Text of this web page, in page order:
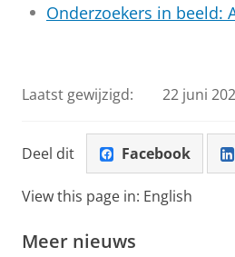
Onderzoekers in beeld:
Laatst gewijzigd: 22 juni
Deel dit Facebook
View this page in: English
Meer nieuws